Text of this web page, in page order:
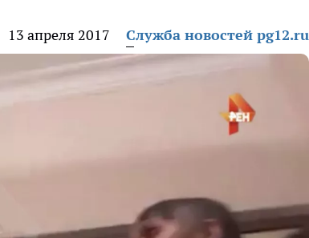
13 апреля 2017 Служба новостей pg12.ru